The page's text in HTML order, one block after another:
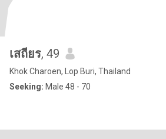
เสถียร, 49
Khok Charoen, Lop Buri, Thailand
Seeking: Male 48 - 70